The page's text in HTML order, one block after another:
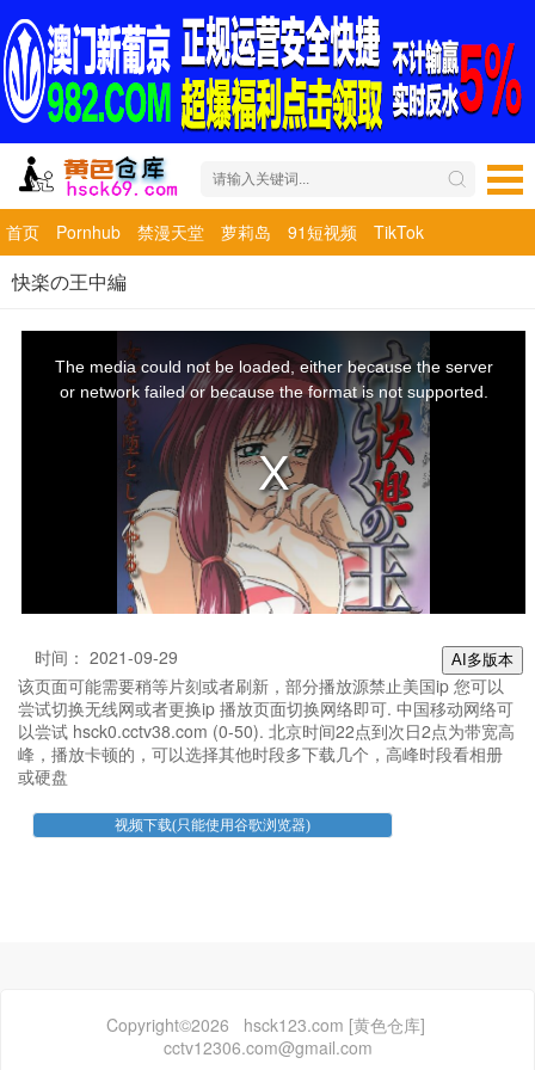
首页 Pornhub 禁漫天堂 萝莉岛 91短视频 TikTok
快楽の王中編
AI多版本
时间： 2021-09-29
该页面可能需要稍等片刻或者刷新，部分播放源禁止美国ip 您可以
尝试切换无线网或者更换ip 播放页面切换网络即可. 中国移动网络可
以尝试 hsck0.cctv38.com (0-50). 北京时间22点到次日2点为带宽高
峰，播放卡顿的，可以选择其他时段多下载几个，高峰时段看相册
或硬盘
Copyright©2026 hsck123.com [黄色仓库]
cctv12306.com@gmail.com